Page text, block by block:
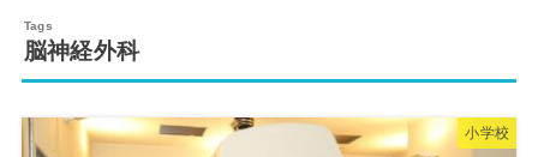
脳神経外科
小学校